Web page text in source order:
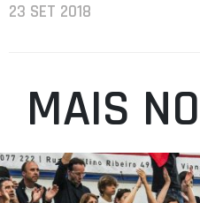
23 SET 2018
MAIS